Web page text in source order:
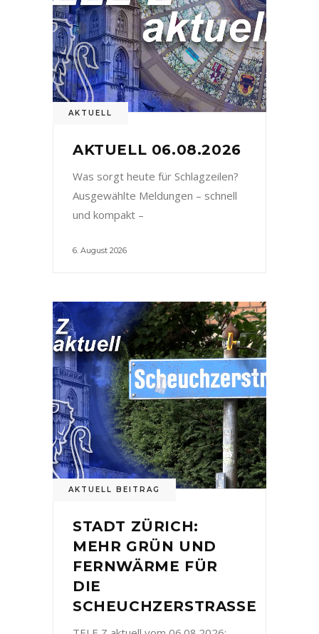
AKTUELL
AKTUELL 06.08.2026
Was sorgt heute für Schlagzeilen?
Ausgewählte Meldungen – schnell
und kompakt –
6. August 2026
AKTUELL BEITRAG
STADT ZÜRICH:
MEHR GRÜN UND
FERNWÄRME FÜR
DIE
SCHEUCHZERSTRASSE